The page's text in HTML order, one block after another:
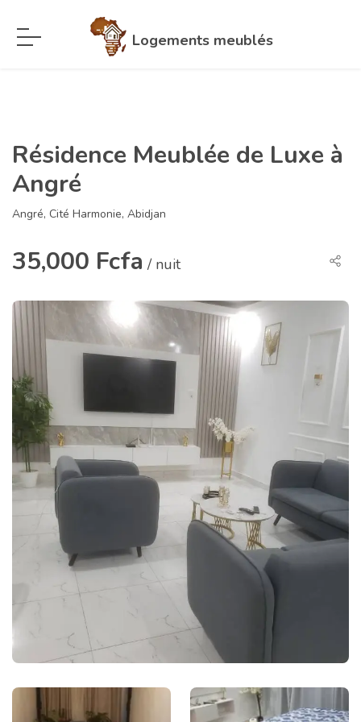
Logements meublés
Résidence Meublée de Luxe à
Angré
Angré, Cité Harmonie, Abidjan
35,000 Fcfa / nuit